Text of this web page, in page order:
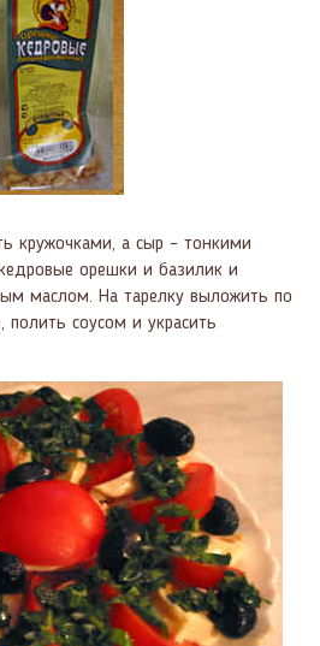
кружочками, а сыр – тонкими
орешки и базилик и
маслом. На тарелку выложить по
соусом и украсить